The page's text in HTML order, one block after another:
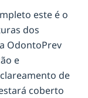
este é o
dos
OdontoPrev
e
de
coberto